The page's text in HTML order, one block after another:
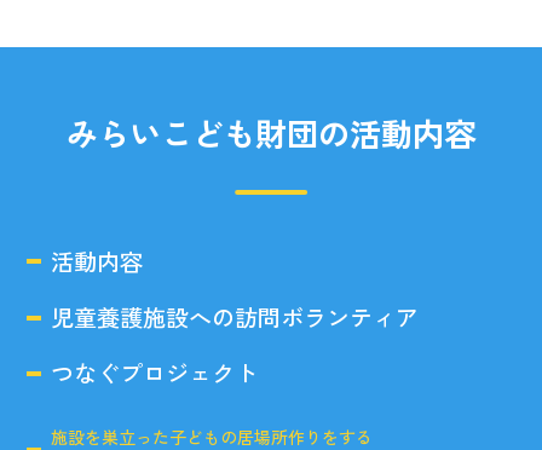
みらいこども財団の活動内容
活動内容
児童養護施設への訪問ボランティア
つなぐプロジェクト
施設を巣立った子どもの居場所作りをする